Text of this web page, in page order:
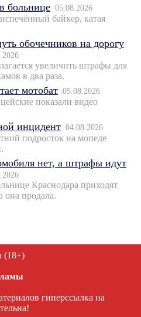
больнице 05.08.2026
байкер, катая
обочечников на дорогу
увеличить штрафы для
в два раза.
мотобат 05.08.2026
показали видео
инцидент 04.08.2026
подросток на мопеде
нет, а штрафы идут
Краснодара приходят
продала.
(18+)
гиперссылка на